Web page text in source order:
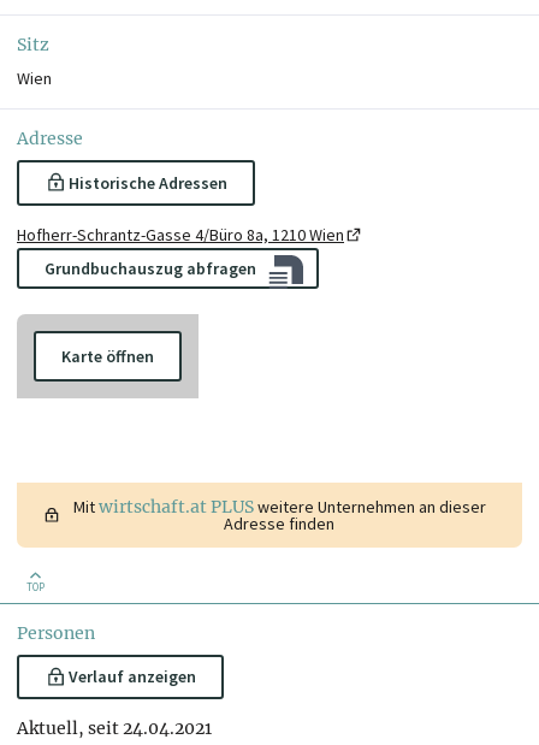
Sitz
Wien
Adresse
Historische Adressen
Hofherr-Schrantz-Gasse 4/Büro 8a, 1210 Wien
Grundbuchauszug abfragen
Karte öffnen
Mitwirtschaft.at PLUSweitere Unternehmen an dieser
Adresse finden
TOP
Personen
Verlauf anzeigen
Aktuell, seit 24.04.2021